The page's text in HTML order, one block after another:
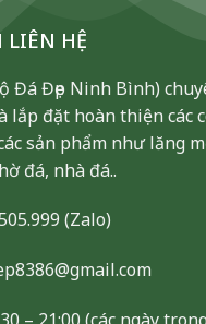
HỆ
Đá Đẹp Ninh Bình)
lắp đặt hoàn thiện các
sản phẩm như lăng
đá, nhà đá..
(Zalo)